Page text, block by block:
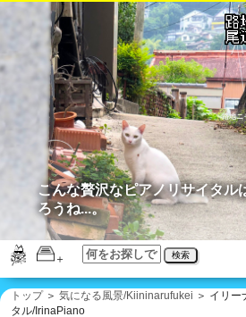
路地ニ
検索
こんな贅沢なピアノリサイタル
ろうね...。
トップ＞ 気になる風景/Kiininarufukei ＞ イリ
タル/IrinaPiano